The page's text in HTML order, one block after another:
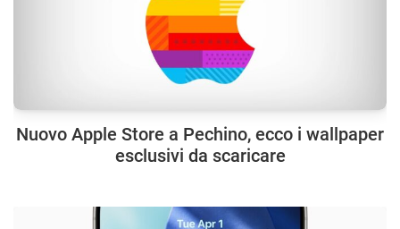
Nuovo Apple Store a Pechino, ecco i wallpaper
esclusivi da scaricare